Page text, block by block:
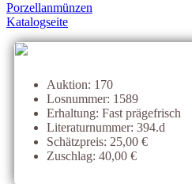
Porzellanmünzen
Katalogseite
Auktion: 170
Losnummer: 1589
Erhaltung: Fast prägefrisch
Literaturnummer: 394.d
Schätzpreis: 25,00 €
Zuschlag: 40,00 €